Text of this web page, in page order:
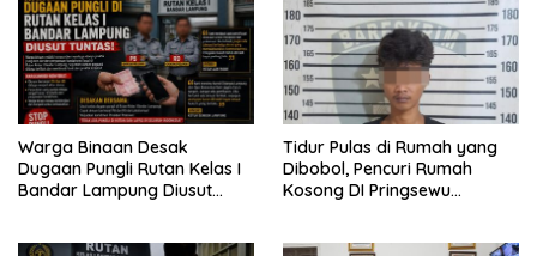
Warga Binaan Desak
Dugaan Pungli Rutan Kelas I
Bandar Lampung Diusut
Tidur Pulas di Rumah yang
Dibobol, Pencuri Rumah
Kosong DI Pringsewu